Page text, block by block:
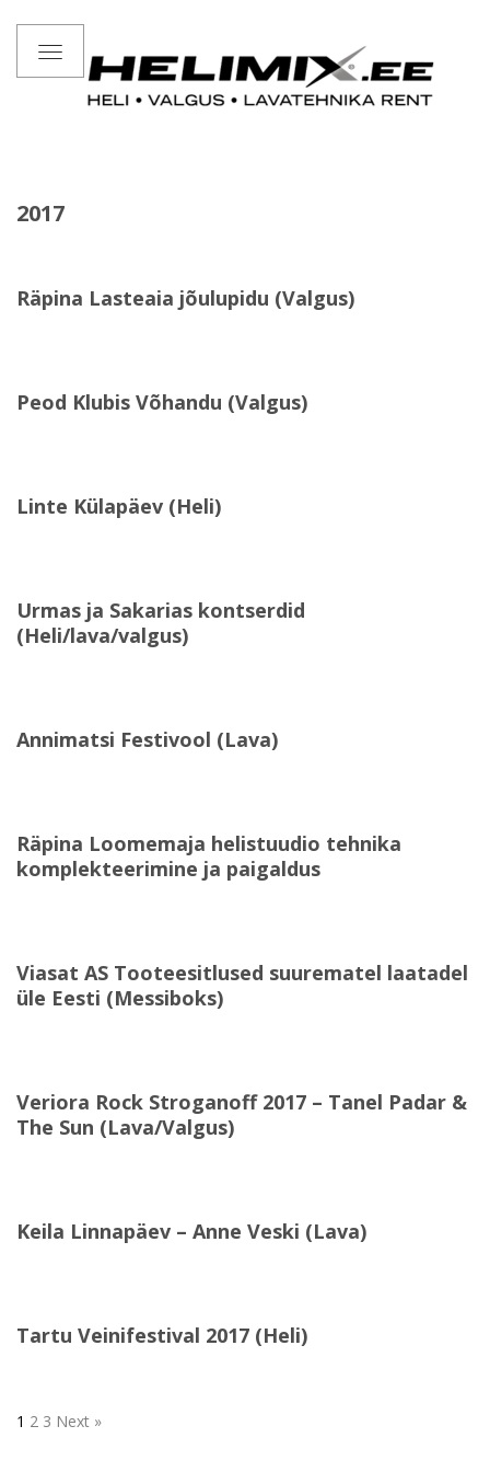
Toggle
navigation
2017
Räpina Lasteaia jõulupidu (Valgus)
Peod Klubis Võhandu (Valgus)
Linte Külapäev (Heli)
Urmas ja Sakarias kontserdid
(Heli/lava/valgus)
Annimatsi Festivool (Lava)
Räpina Loomemaja helistuudio tehnika
komplekteerimine ja paigaldus
Viasat AS Tooteesitlused suurematel laatadel
üle Eesti (Messiboks)
Veriora Rock Stroganoff 2017 – Tanel Padar &
The Sun (Lava/Valgus)
Keila Linnapäev – Anne Veski (Lava)
Tartu Veinifestival 2017 (Heli)
1 2 3 Next »